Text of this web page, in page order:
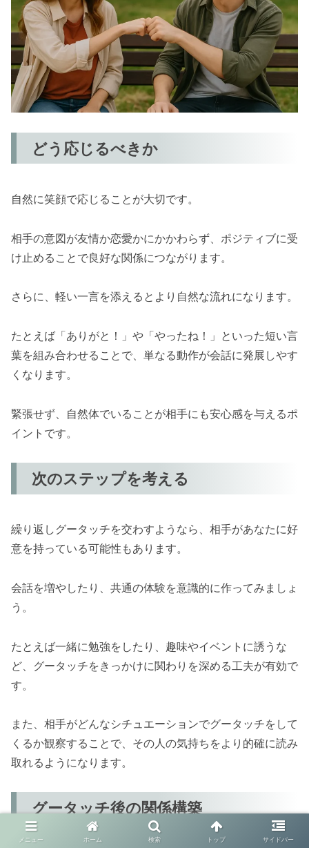
どう応じるべきか
自然に笑顔で応じることが大切です。
相手の意図が友情か恋愛かにかかわらず、ポジティブに受
け止めることで良好な関係につながります。
さらに、軽い一言を添えるとより自然な流れになります。
たとえば「ありがと！」や「やったね！」といった短い言
葉を組み合わせることで、単なる動作が会話に発展しやす
くなります。
緊張せず、自然体でいることが相手にも安心感を与えるポ
イントです。
次のステップを考える
繰り返しグータッチを交わすようなら、相手があなたに好
意を持っている可能性もあります。
会話を増やしたり、共通の体験を意識的に作ってみましょ
う。
たとえば一緒に勉強をしたり、趣味やイベントに誘うな
ど、グータッチをきっかけに関わりを深める工夫が有効で
す。
また、相手がどんなシチュエーションでグータッチをして
くるか観察することで、その人の気持ちをより的確に読み
取れるようになります。
グータッチ後の関係構築
メニュー ホーム 検索 トップ サイドバー